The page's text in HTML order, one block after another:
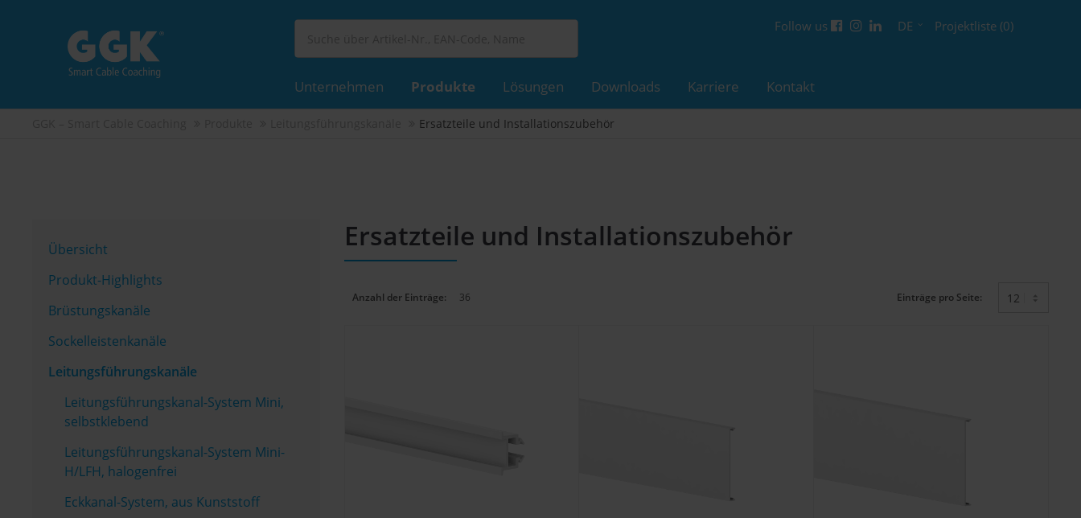
Follow us DE Projektliste (0)
Unternehmen Produkte Lösungen Downloads Karriere Kontakt
Ersatzteile und Installationszubehör
Übersicht
Produkt-Highlights
Brüstungskanäle
Sockelleistenkanäle
Leitungsführungskanäle
Leitungsführungskanal-System Mini,
selbstklebend
Leitungsführungskanal-System Mini-
H/LFH, halogenfrei
Eckkanal-System, aus Kunststoff
Ersatzteile und Installationszubehör
Anzahl der Einträge: 36 Einträge pro Seite: